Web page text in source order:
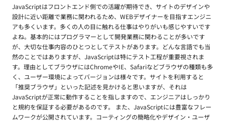
JavaScriptはフロントエンド側での活躍が期待でき、サイトのデザインや
設計に近い距離で業務に関われるため、WEBデザイナーを目指すエンジニ
アも多くいます。多くの人の目に触れる仕事はやりがいも感じやすいです
よね。基本的にはプログラマーとして開発業務に関わることが多いです
が、大切な仕事内容のひとつとしてテストがあります。どんな言語でも当
然のことではありますが、JavaScriptは特にテスト工程が重要視されま
す。理由としてブラウザにはChromeやIE、Safariなどブラウザの種類も多
く、ユーザー環境によってバージョンは様々です。サイトを利用すると
「推奨ブラウザ」といった記述を見かけると思いますが、それは
JavaScriptが正常に動作することを指しますので、エンジニアはしっかり
と規約を保証する必要があるのです。 また、JavaScriptには豊富なフレー
ムワークが公開されています。コーティングの簡略化やデザイン・ユーザ